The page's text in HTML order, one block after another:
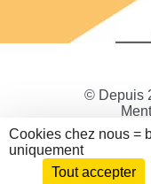
© Depuis
Cookies chez nous =
uniquement
Tout accepter